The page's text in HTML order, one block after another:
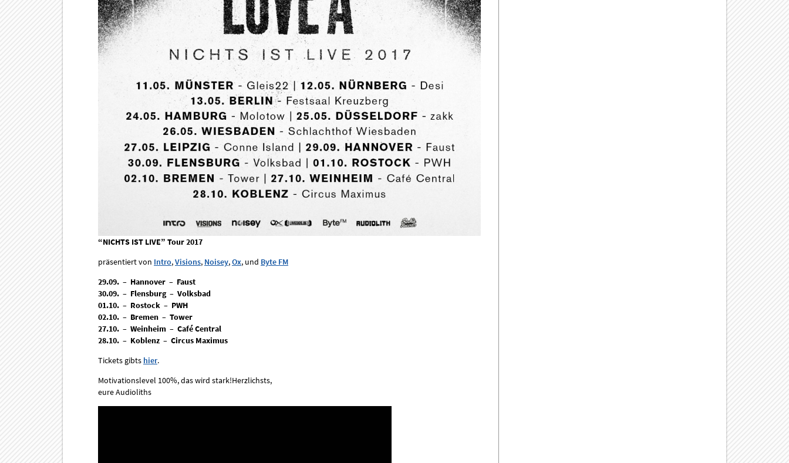
“NICHTS IST LIVE” Tour 2017
präsentiert von Intro,Visions, Noisey,Ox, und Byte FM
29.09. – Hannover – Faust
30.09. – Flensburg – Volksbad
01.10. – Rostock – PWH
02.10. – Bremen – Tower
27.10. – Weinheim – Café Central
28.10. – Koblenz – Circus Maximus
Tickets gibts hier.
Motivationslevel 100%, das wird stark!Herzlichsts,
eure Audioliths